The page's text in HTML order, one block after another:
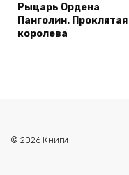
Рыцарь Ордена
Панголин. Проклятая
королева
© 2026 Книги